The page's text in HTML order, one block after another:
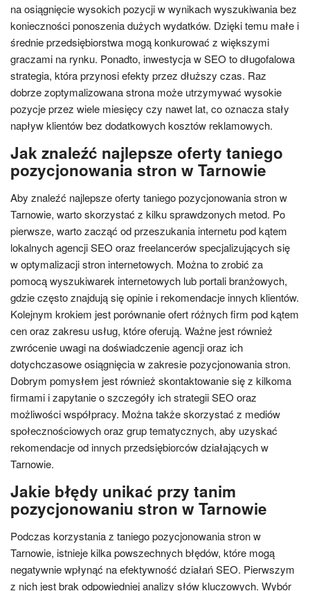
na osiągnięcie wysokich pozycji w wynikach wyszukiwania bez
konieczności ponoszenia dużych wydatków. Dzięki temu małe i
średnie przedsiębiorstwa mogą konkurować z większymi
graczami na rynku. Ponadto, inwestycja w SEO to długofalowa
strategia, która przynosi efekty przez dłuższy czas. Raz
dobrze zoptymalizowana strona może utrzymywać wysokie
pozycje przez wiele miesięcy czy nawet lat, co oznacza stały
napływ klientów bez dodatkowych kosztów reklamowych.
Jak znaleźć najlepsze oferty taniego
pozycjonowania stron w Tarnowie
Aby znaleźć najlepsze oferty taniego pozycjonowania stron w
Tarnowie, warto skorzystać z kilku sprawdzonych metod. Po
pierwsze, warto zacząć od przeszukania internetu pod kątem
lokalnych agencji SEO oraz freelancerów specjalizujących się
w optymalizacji stron internetowych. Można to zrobić za
pomocą wyszukiwarek internetowych lub portali branżowych,
gdzie często znajdują się opinie i rekomendacje innych klientów.
Kolejnym krokiem jest porównanie ofert różnych firm pod kątem
cen oraz zakresu usług, które oferują. Ważne jest również
zwrócenie uwagi na doświadczenie agencji oraz ich
dotychczasowe osiągnięcia w zakresie pozycjonowania stron.
Dobrym pomysłem jest również skontaktowanie się z kilkoma
firmami i zapytanie o szczegóły ich strategii SEO oraz
możliwości współpracy. Można także skorzystać z mediów
społecznościowych oraz grup tematycznych, aby uzyskać
rekomendacje od innych przedsiębiorców działających w
Tarnowie.
Jakie błędy unikać przy tanim
pozycjonowaniu stron w Tarnowie
Podczas korzystania z taniego pozycjonowania stron w
Tarnowie, istnieje kilka powszechnych błędów, które mogą
negatywnie wpłynąć na efektywność działań SEO. Pierwszym
z nich jest brak odpowiedniej analizy słów kluczowych. Wybór